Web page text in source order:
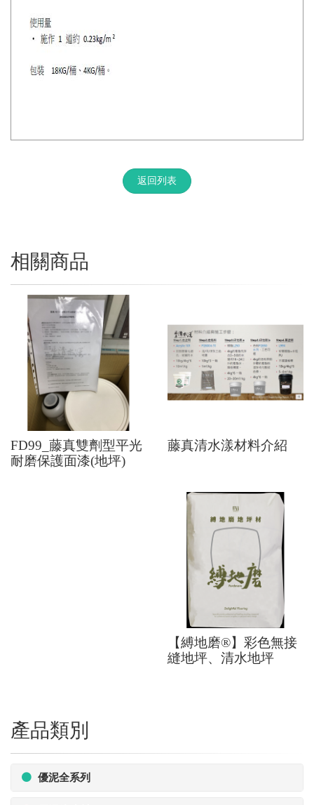
返回列表
相關商品
FD99_藤真雙劑型平光
耐磨保護面漆(地坪)
藤真清水漾材料介紹
【縛地磨®】彩色無接
縫地坪、清水地坪
產品類別
優泥全系列